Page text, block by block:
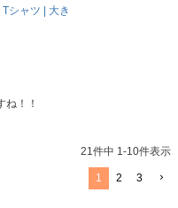
シャツ | 大き
ね！！
21件中 1-10件表示
1 2 3